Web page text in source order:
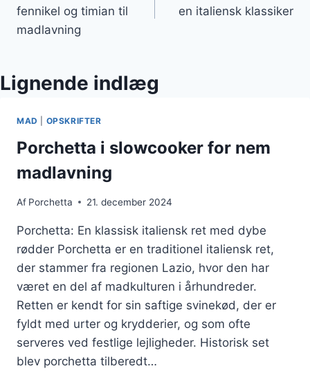
fennikel og timian til
madlavning
en italiensk klassiker
Lignende indlæg
MAD OPSKRIFTER
Porchetta i slowcooker for nem
madlavning
Af Porchetta 21. december 2024
Porchetta: En klassisk italiensk ret med dybe
rødder Porchetta er en traditionel italiensk ret,
der stammer fra regionen Lazio, hvor den har
været en del af madkulturen i århundreder.
Retten er kendt for sin saftige svinekød, der er
fyldt med urter og krydderier, og som ofte
serveres ved festlige lejligheder. Historisk set
blev porchetta tilberedt…